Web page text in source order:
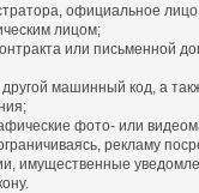
официальное
лицом;
или письменной
машинный код, а
фото- или
рекламу